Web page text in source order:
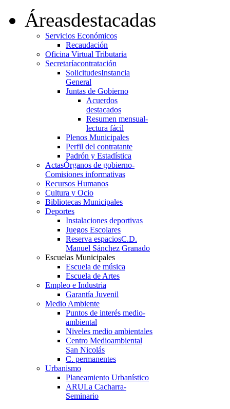
Áreasdestacadas
Servicios Económicos
Recaudación
Oficina Virtual Tributaria
Secretaríacontratación
SolicitudesInstancia
General
Juntas de Gobierno
Acuerdos
destacados
Resumen mensual-
lectura fácil
Plenos Municipales
Perfil del contratante
Padrón y Estadística
ActasÓrganos de gobierno-
Comisiones informativas
Recursos Humanos
Cultura y Ocio
Bibliotecas Municipales
Deportes
Instalaciones deportivas
Juegos Escolares
Reserva espaciosC.D.
Manuel Sánchez Granado
Escuelas Municipales
Escuela de música
Escuela de Artes
Empleo e Industria
Garantía Juvenil
Medio Ambiente
Puntos de interés medio-
ambiental
Niveles medio ambientales
Centro Medioambiental
San Nicolás
C. permanentes
Urbanismo
Planeamiento Urbanístico
ARULa Cacharra-
Seminario